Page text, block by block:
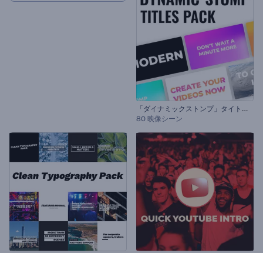
「
ダイナミックストンプ」タイトル・セット
80 映像シーン